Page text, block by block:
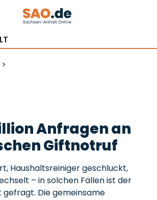
>
Anfragen an
Giftnotruf
Haushaltsreiniger geschluckt,
– in solchen Fällen ist der
Die gemeinsame